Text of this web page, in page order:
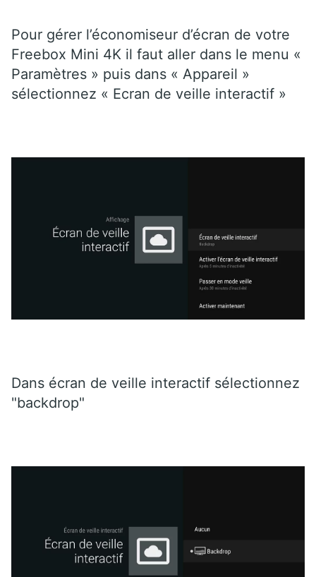
Pour gérer l’économiseur d’écran de votre
Freebox Mini 4K il faut aller dans le menu «
Paramètres » puis dans « Appareil »
sélectionnez « Ecran de veille interactif »
Dans écran de veille interactif sélectionnez
"backdrop"